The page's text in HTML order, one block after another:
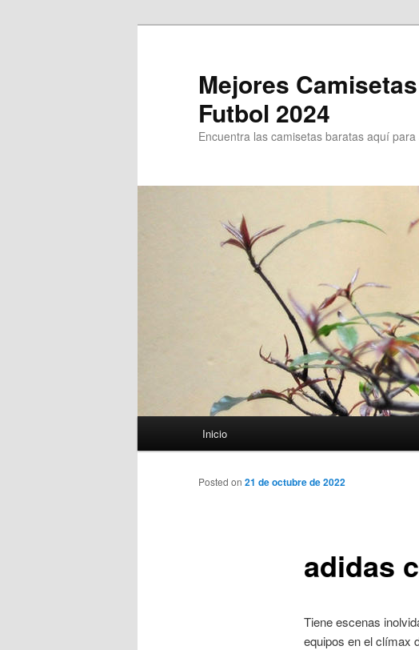
Mejores
Futbol 2024
Encuentra las camisetas baratas aquí
Inicio
adidas
Posted on 21 de octubre de 2022
Tiene escenas
equipos en el clímax